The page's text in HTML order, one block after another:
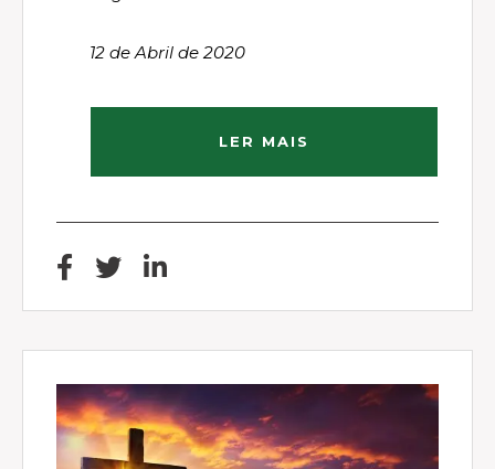
12 de Abril de 2020
LER MAIS